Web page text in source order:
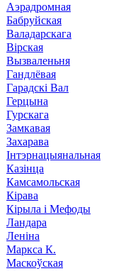
Аэрадромная
Бабруйская
Валадарскага
Вірская
Вызваленьня
Гандлёвая
Гарадскі Вал
Герцына
Гурскага
Замкавая
Захарава
Інтэрнацыянальная
Казінца
Камсамольская
Кірава
Кірыла і Мефоды
Ландара
Леніна
Маркса К.
Маскоўская